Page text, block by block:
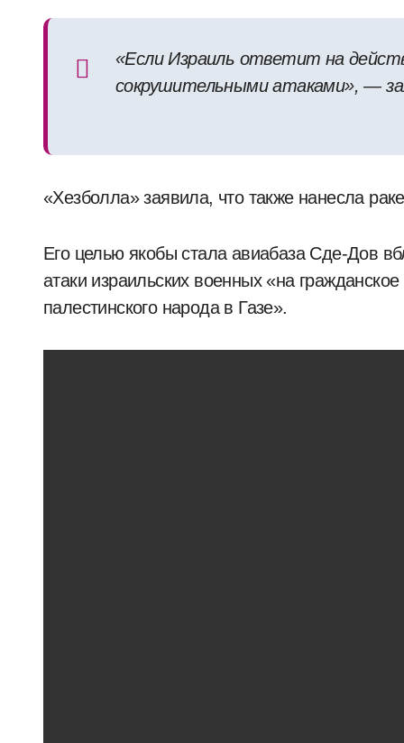
«Если Израиль ответит на
сокрушительными атаками», —
«Хезболла» заявила, что также нанесла
Его целью якобы стала авиабаза Сде-Дов
атаки израильских военных «на
палестинского народа в Газе».